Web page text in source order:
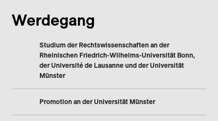
Werdegang
Studium der Rechtswissenschaften an der
Rheinischen Friedrich-Wilhelms-Universität Bonn,
der Université de Lausanne und der Universität
Münster
Promotion an der Universität Münster